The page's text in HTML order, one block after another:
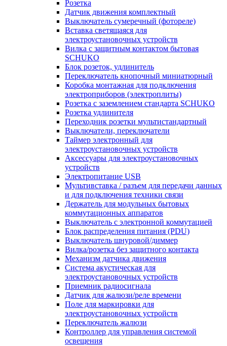
Розетка
Датчик движения комплектный
Выключатель сумеречный (фотореле)
Вставка светящаяся для
электроустановочных устройств
Вилка с защитным контактом бытовая
SCHUKO
Блок розеток, удлинитель
Переключатель кнопочный миниатюрный
Коробка монтажная для подключения
электроприборов (электроплиты)
Розетка с заземлением стандарта SCHUKO
Розетка удлинителя
Переходник розетки мультистандартный
Выключатели, переключатели
Таймер электронный для
электроустановочных устройств
Аксессуары для электроустановочных
устройств
Электропитание USB
Мультивставка / разъем для передачи данных
и для подключения техники связи
Держатель для модульных бытовых
коммутационных аппаратов
Выключатель с электронной коммутацией
Блок распределения питания (PDU)
Выключатель шнуровой/диммер
Вилка/розетка без защитного контакта
Механизм датчика движения
Система акустическая для
электроустановочных устройств
Приемник радиосигнала
Датчик для жалюзи/реле времени
Поле для маркировки для
электроустановочных устройств
Переключатель жалюзи
Контроллер для управления системой
освещения